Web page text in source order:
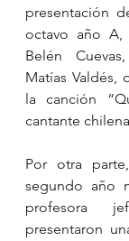
presentación
octavo año A,
Belén
Matías Valdés,
la canción
cantante
Por otra
segundo año
profesora
presentaron